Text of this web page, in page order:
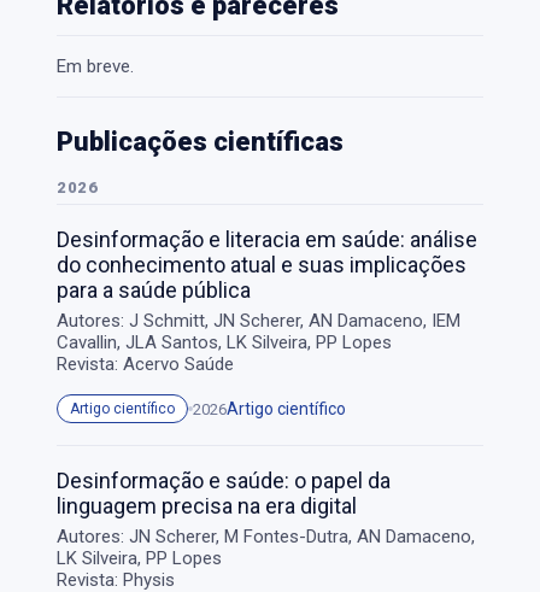
Em breve.
Publicações científicas
2026
Desinformação e literacia em saúde: análise
do conhecimento atual e suas implicações
para a saúde pública
Autores: J Schmitt, JN Scherer, AN Damaceno, IEM
Cavallin, JLA Santos, LK Silveira, PP Lopes
Revista: Acervo Saúde
Artigo científico 2026Artigo científico
Desinformação e saúde: o papel da
linguagem precisa na era digital
Autores: JN Scherer, M Fontes-Dutra, AN Damaceno,
LK Silveira, PP Lopes
Revista: Physis